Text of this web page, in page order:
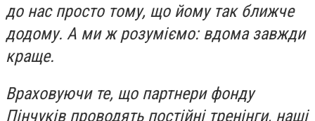
до нас просто тому, що йому так ближче
додому. А ми ж розуміємо: вдома завжди
краще.
Враховуючи те, що партнери фонду
Пінчуків проводять постійні тренінги, наші